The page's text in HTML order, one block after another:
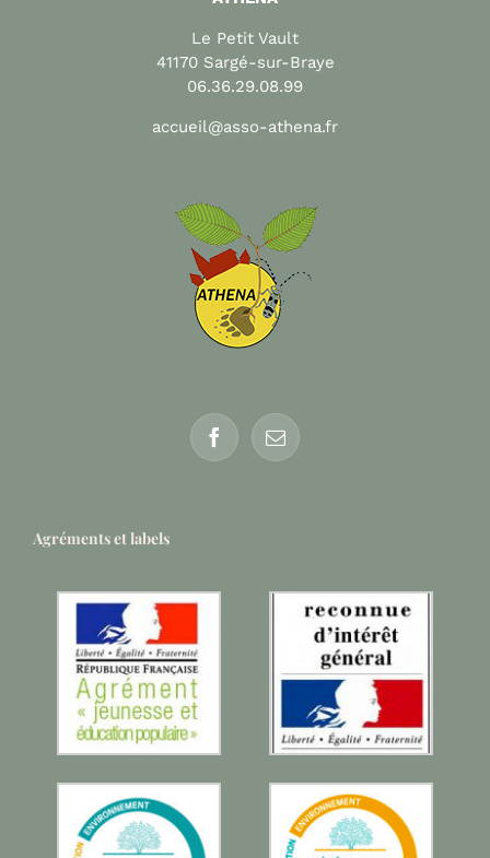
Le Petit Vault
41170 Sargé-sur-Braye
06.36.29.08.99
accueil@asso-athena.fr
Agréments et labels